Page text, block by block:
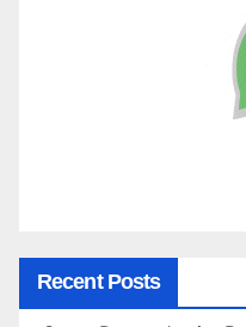
Recent Posts